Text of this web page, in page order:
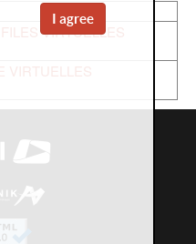
VIRTUELLES
VIRTUELLES
I agree